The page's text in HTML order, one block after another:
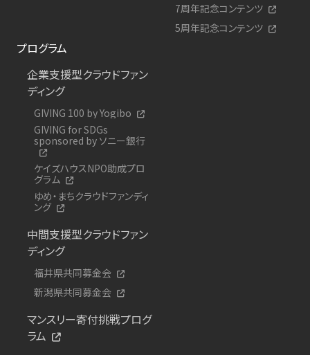
7周年記念コンテンツ
5周年記念コンテンツ
プログラム
企業支援型クラウドファン
ディング
GIVING 100 by Yogibo
GIVING for SDGs
sponsored by ソニー銀行
ケイズハウスNPO助成プロ
グラム
ゆめ・まちクラウドファンディ
ング
中間支援型クラウドファン
ディング
福井県共同募金会
新潟県共同募金会
マンスリー寄付挑戦プログ
ラム